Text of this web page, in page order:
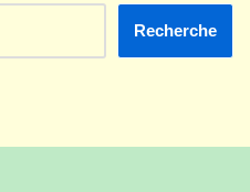
Recherche